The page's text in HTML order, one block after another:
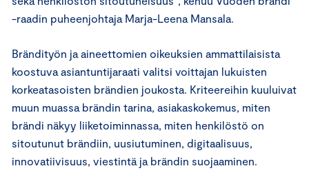
-raadin puheenjohtaja Marja-Leena Mansala.
Brändityön ja aineettomien oikeuksien ammattilaisista
koostuva asiantuntijaraati valitsi voittajan lukuisten
korkeatasoisten brändien joukosta. Kriteereihin kuuluivat
muun muassa brändin tarina, asiakaskokemus, miten
brändi näkyy liiketoiminnassa, miten henkilöstö on
sitoutunut brändiin, uusiutuminen, digitaalisuus,
innovatiivisuus, viestintä ja brändin suojaaminen.